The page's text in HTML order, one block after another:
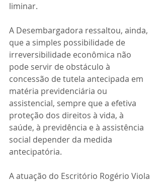
liminar.
A Desembargadora ressaltou, ainda,
que a simples possibilidade de
irreversibilidade econômica não
pode servir de obstáculo à
concessão de tutela antecipada em
matéria previdenciária ou
assistencial, sempre que a efetiva
proteção dos direitos à vida, à
saúde, à previdência e à assistência
social depender da medida
antecipatória.
A atuação do Escritório Rogério Viola